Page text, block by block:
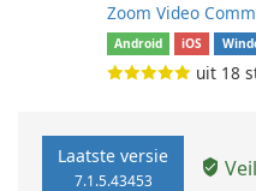
Zoom Video
Android iOS
uit 18
Laatste versie
7.1.5.43453